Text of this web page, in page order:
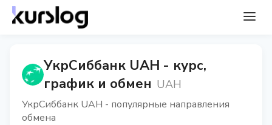
УкрСиббанк UAH - курс,
график и обмен UAH
УкрСиббанк UAH - популярные направления
обмена